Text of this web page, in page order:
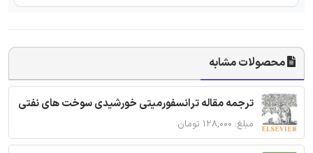
محصولات مشابه
ترجمه مقاله ترانسفورمیتی خورشیدی سوخت های نفتی
مبلغ: ۱۲۸,۰۰۰ تومان